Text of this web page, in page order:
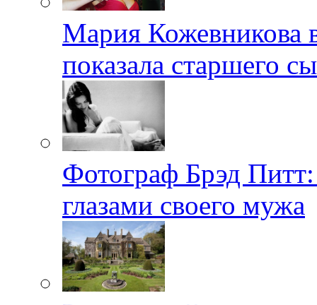
Мария Кожевникова
показала старшего
Фотограф Брэд
глазами своего мужа